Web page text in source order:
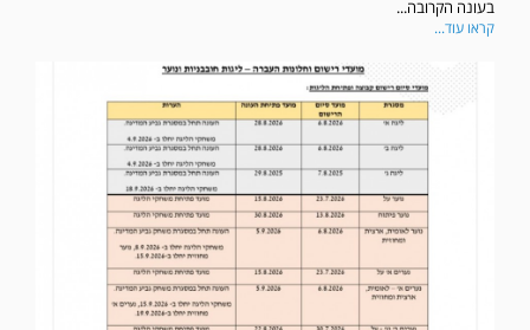
בעונה הקרובה...
קראו עוד...